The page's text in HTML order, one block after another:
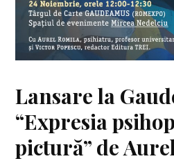
Lansare la
“Expresia
pictură” de